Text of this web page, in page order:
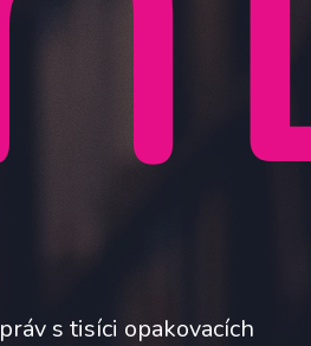
s tisíci opakovacích